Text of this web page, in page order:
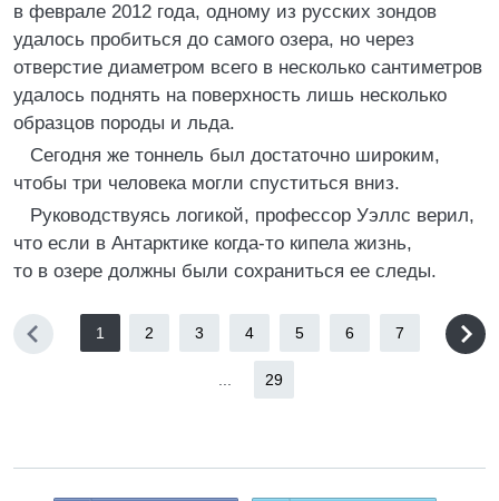
в феврале 2012 года, одному из русских зондов
удалось пробиться до самого озера, но через
отверстие диаметром всего в несколько сантиметров
удалось поднять на поверхность лишь несколько
образцов породы и льда.
Сегодня же тоннель был достаточно широким,
чтобы три человека могли спуститься вниз.
Руководствуясь логикой, профессор Уэллс верил,
что если в Антарктике когда-то кипела жизнь,
то в озере должны были сохраниться ее следы.
1 2 3 4 5 6 7
29